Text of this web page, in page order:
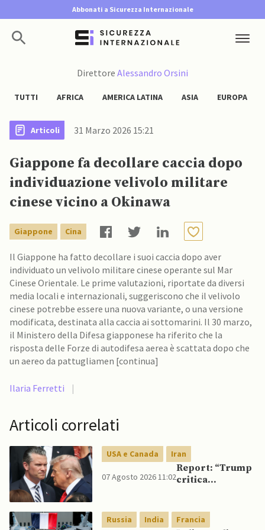
Abbonati a Sicurezza Internazionale
Direttore Alessandro Orsini
TUTTI AFRICA AMERICA LATINA ASIA EUROPA
Articoli 31 Marzo 2026 15:21
Giappone fa decollare caccia dopo
individuazione velivolo militare
cinese vicino a Okinawa
Giappone Cina
Il Giappone ha fatto decollare i suoi caccia dopo aver
individuato un velivolo militare cinese operante sul Mar
Cinese Orientale. Le prime valutazioni, riportate da diversi
media locali e internazionali, suggeriscono che il velivolo
cinese potrebbe essere una nuova variante, o una versione
modificata, destinata alla caccia ai sottomarini. Il 30 marzo,
il Ministero della Difesa giapponese ha riferito che la
risposta delle Forze di autodifesa aerea è scattata dopo che
un aereo da pattugliamen [continua]
Ilaria Ferretti |
Articoli correlati
USA e Canada Iran
07 Agosto 2026 11:02
Report: “Trump
critica
munizioni in
guerra con
Russia India Francia